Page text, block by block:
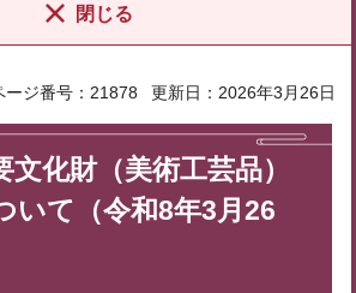
閉じる
ージ番号：21878 更新日：2026年3月26日
文化財（美術工芸品）
いて（令和8年3月26